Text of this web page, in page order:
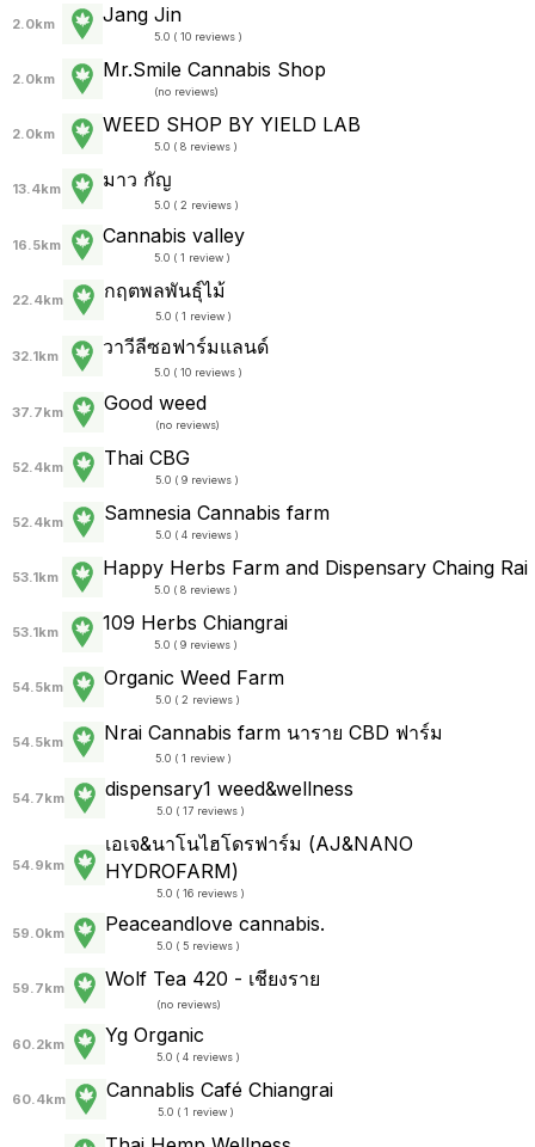
2.0km Jang Jin
5.0 ( 10 reviews )
2.0km Mr.Smile Cannabis Shop
(no reviews)
2.0km WEED SHOP BY YIELD LAB
5.0 ( 8 reviews )
13.4km มาว กัญ
5.0 ( 2 reviews )
16.5km Cannabis valley
5.0 ( 1 review )
22.4km กฤตพลพันธุ์ไม้
5.0 ( 1 review )
32.1km วาวีลีซอฟาร์มแลนด์
5.0 ( 10 reviews )
37.7km Good weed
(no reviews)
52.4km Thai CBG
5.0 ( 9 reviews )
52.4km Samnesia Cannabis farm
5.0 ( 4 reviews )
53.1km Happy Herbs Farm and Dispensary Chaing Rai
5.0 ( 8 reviews )
53.1km 109 Herbs Chiangrai
5.0 ( 9 reviews )
54.5km Organic Weed Farm
5.0 ( 2 reviews )
54.5km Nrai Cannabis farm นาราย CBD ฟาร์ม
5.0 ( 1 review )
54.7km dispensary1 weed&wellness
5.0 ( 17 reviews )
54.9km
เอเจ&นาโนไฮโดรฟาร์ม (AJ&NANO
HYDROFARM)
5.0 ( 16 reviews )
59.0km Peaceandlove cannabis.
5.0 ( 5 reviews )
59.7km Wolf Tea 420 - เชียงราย
(no reviews)
60.2km Yg Organic
5.0 ( 4 reviews )
60.4km Cannablis Café Chiangrai
5.0 ( 1 review )